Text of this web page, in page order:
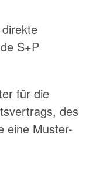
S+P
für die
des
eine Muster-